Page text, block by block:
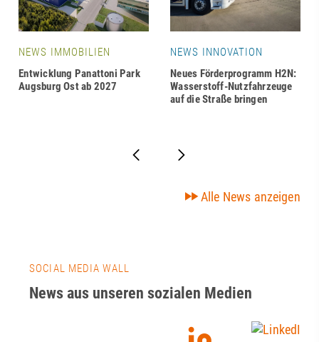
NEWS IMMOBILIEN
Entwicklung Panattoni Park
Augsburg Ost ab 2027
NEWS INNOVATION
Neues Förderprogramm H2N:
Wasserstoff-Nutzfahrzeuge
auf die Straße bringen
Alle News anzeigen
SOCIAL MEDIA WALL
News aus unseren sozialen Medien